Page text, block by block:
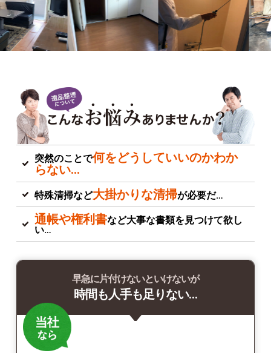
突然のことで何をどうしていいのかわか
らない…
特殊清掃など大掛かりな清掃が必要だ…
通帳や権利書など大事な書類を見つけて欲し
い…
早急に片付けないといけないが
時間も人手も足りない…